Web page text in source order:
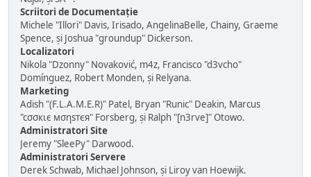
Scriitori de Documentație
Michele "Illori" Davis, Irisado, AngelinaBelle, Chainy, Graeme
Spence, și Joshua "groundup" Dickerson.
Localizatori
Nikola "Dzonny" Novaković, m4z, Francisco "d3vcho"
Domínguez, Robert Monden, și Relyana.
Marketing
Adish "(F.L.A.M.E.R)" Patel, Bryan "Runic" Deakin, Marcus
"cσσкιє мσηѕтєя" Forsberg, și Ralph "[n3rve]" Otowo.
Administratori Site
Jeremy "SleePy" Darwood.
Administratori Servere
Derek Schwab, Michael Johnson, și Liroy van Hoewijk.